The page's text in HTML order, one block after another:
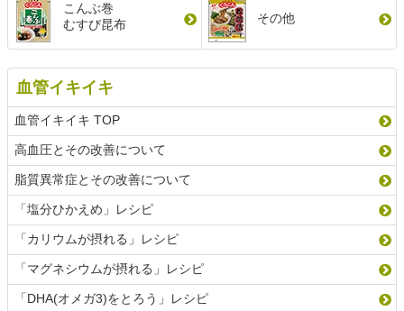
こんぶ巻
むすび昆布
その他
血管イキイキ
血管イキイキ TOP
高血圧とその改善について
脂質異常症とその改善について
「塩分ひかえめ」レシピ
「カリウムが摂れる」レシピ
「マグネシウムが摂れる」レシピ
「DHA(オメガ3)をとろう」レシピ